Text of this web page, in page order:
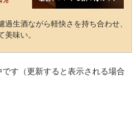
過生酒ながら軽快さを持ち合わせ、
味い。
す（更新すると表示される場合